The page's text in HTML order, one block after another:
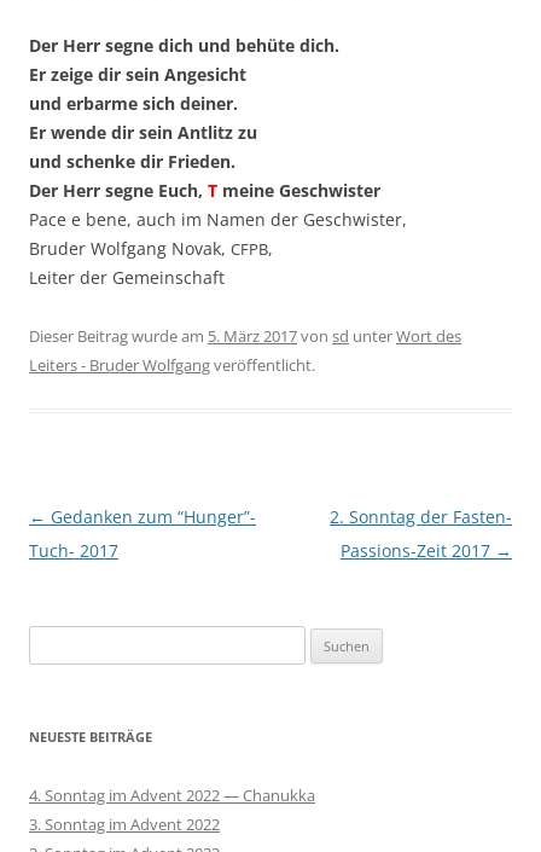
Der Herr seg­ne dich und behü­te dich.
Er zei­ge dir sein Angesicht
und erbar­me sich deiner.
Er wen­de dir sein Ant­litz zu
und schen­ke dir Frieden.
Der Herr seg­ne Euch, T mei­ne Geschwister
Pace e bene, auch im Namen der Geschwister,
Bru­der Wolf­gang Novak, CFPB,
Lei­ter der Gemeinschaft
Dieser Beitrag wurde am 5. März 2017von sd unterWort des
Leiters - Bruder Wolfgangveröffentlicht.
Beitragsnavigation
← Gedanken zum “Hunger”-
Tuch- 2017
2. Sonntag der Fasten-
Passions-Zeit 2017 →
nach:
NEUESTE BEITRÄGE
4. Sonntag im Advent 2022 — Chanukka
3. Sonntag im Advent 2022